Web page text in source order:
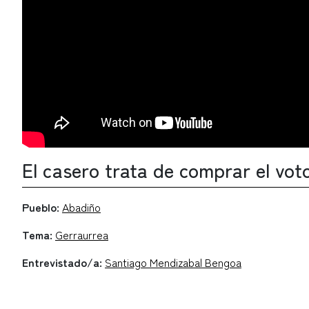
El casero trata de comprar el
Pueblo: Abadiño
Tema: Gerraurrea
Entrevistado/a: Santiago Mendizabal Bengoa